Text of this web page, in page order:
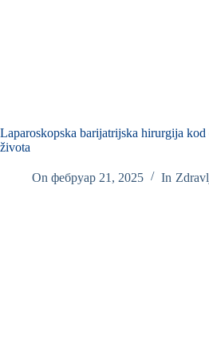
Laparoskopska barijatrijska hirurgija
života
On фебруар 21, 2025 In